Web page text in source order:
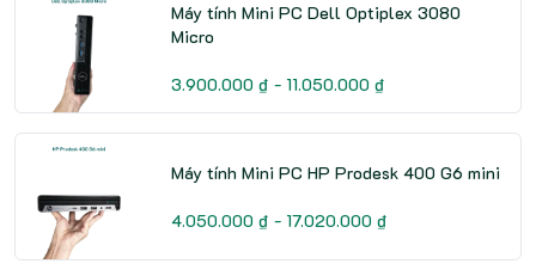
Máy tính Mini PC Dell Optiplex 3080
Micro
3.900.000 ₫ - 11.050.000 ₫
Máy tính Mini PC HP Prodesk 400 G6 mini
4.050.000 ₫ - 17.020.000 ₫